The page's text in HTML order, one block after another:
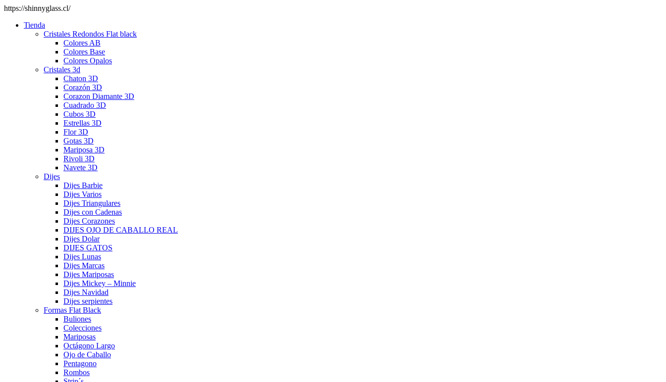
https://shinnyglass.cl/
Tienda
Cristales Redondos Flat black
Colores AB
Colores Base
Colores Opalos
Cristales 3d
Chaton 3D
Corazón 3D
Corazon Diamante 3D
Cuadrado 3D
Cubos 3D
Estrellas 3D
Flor 3D
Gotas 3D
Mariposa 3D
Rivoli 3D
Navete 3D
Dijes
Dijes Barbie
Dijes Varios
Dijes Triangulares
Dijes con Cadenas
Dijes Corazones
DIJES OJO DE CABALLO REAL
Dijes Dolar
DIJES GATOS
Dijes Lunas
Dijes Marcas
Dijes Mariposas
Dijes Mickey – Minnie
Dijes Navidad
Dijes serpientes
Formas Flat Black
Buliones
Colecciones
Mariposas
Octágono Largo
Ojo de Caballo
Pentagono
Rombos